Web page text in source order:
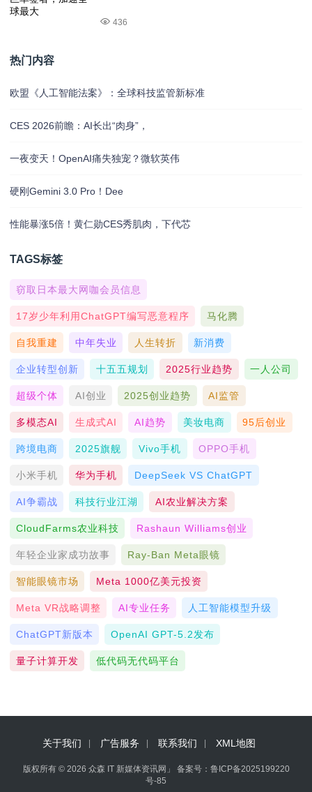
436
热门内容
欧盟《人工智能法案》：全球科技监管新标准
CES 2026前瞻：AI长出“肉身”，
一夜变天！OpenAI痛失独宠？微软英伟
硬刚Gemini 3.0 Pro！Dee
性能暴涨5倍！黄仁勋CES秀肌肉，下代芯
TAGS标签
窃取日本最大网咖会员信息
17岁少年利用ChatGPT编写恶意程序 马化腾
自我重建 中年失业 人生转折 新消费
企业转型创新 十五五规划 2025行业趋势 一人公司
超级个体 AI创业 2025创业趋势 AI监管
多模态AI 生成式AI AI趋势 美妆电商 95后创业
跨境电商 2025旗舰 Vivo手机 OPPO手机
小米手机 华为手机 DeepSeek VS ChatGPT
AI争霸战 科技行业江湖 AI农业解决方案
CloudFarms农业科技 Rashaun Williams创业
年轻企业家成功故事 Ray-Ban Meta眼镜
智能眼镜市场 Meta 1000亿美元投资
Meta VR战略调整 AI专业任务 人工智能模型升级
ChatGPT新版本 OpenAI GPT-5.2发布
量子计算开发 低代码无代码平台
关于我们 广告服务 联系我们 XML地图
版权所有 © 2026 众森 IT 新媒体资讯网」 备案号： 鲁ICP备2025199220
号-85